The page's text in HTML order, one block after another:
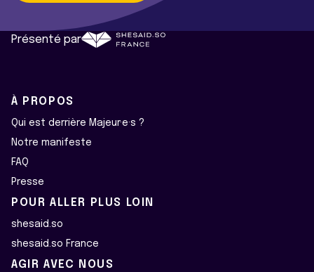
Présenté par
À PROPOS
Qui est derrière Majeur·e·s ?
Notre manifeste
FAQ
Presse
POUR ALLER PLUS LOIN
shesaid.so
shesaid.so France
AGIR AVEC NOUS